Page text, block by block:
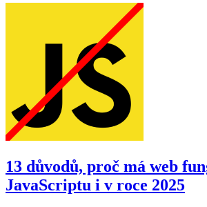
13 důvodů, proč má web
JavaScriptu i v roce 2025